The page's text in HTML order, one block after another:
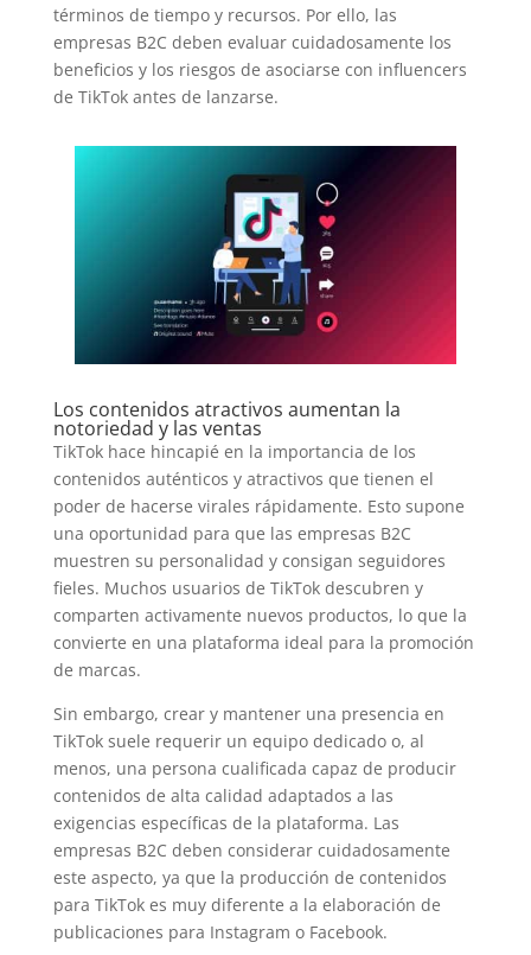
términos de tiempo y recursos. Por ello, las
empresas B2C deben evaluar cuidadosamente los
beneficios y los riesgos de asociarse con influencers
de TikTok antes de lanzarse.
Los contenidos atractivos aumentan la
notoriedad y las ventas
TikTok hace hincapié en la importancia de los
contenidos auténticos y atractivos que tienen el
poder de hacerse virales rápidamente. Esto supone
una oportunidad para que las empresas B2C
muestren su personalidad y consigan seguidores
fieles. Muchos usuarios de TikTok descubren y
comparten activamente nuevos productos, lo que la
convierte en una plataforma ideal para la promoción
de marcas.
Sin embargo, crear y mantener una presencia en
TikTok suele requerir un equipo dedicado o, al
menos, una persona cualificada capaz de producir
contenidos de alta calidad adaptados a las
exigencias específicas de la plataforma. Las
empresas B2C deben considerar cuidadosamente
este aspecto, ya que la producción de contenidos
para TikTok es muy diferente a la elaboración de
publicaciones para Instagram o Facebook.